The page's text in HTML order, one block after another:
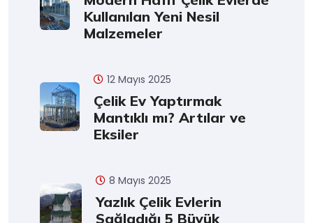
Kullanılan Yeni Nesil
Malzemeler
12 Mayıs 2025
Çelik Ev Yaptırmak
Mantıklı mı? Artılar ve
Eksiler
8 Mayıs 2025
Yazlık Çelik Evlerin
Sağladığı 5 Büyük